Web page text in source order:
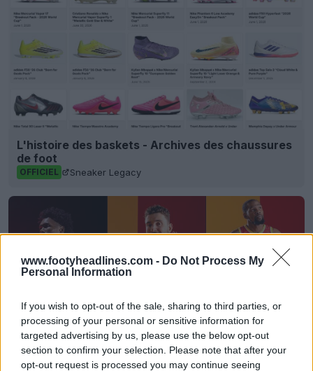
www.footyheadlines.com - Do Not Process My
Personal Information
If you wish to opt-out of the sale, sharing to third parties, or
processing of your personal or sensitive information for
targeted advertising by us, please use the below opt-out
section to confirm your selection. Please note that after your
opt-out request is processed you may continue seeing
L'histoire des baskets - Archives des chaussures
de foot
OFFICIEL Sneaker Legacy